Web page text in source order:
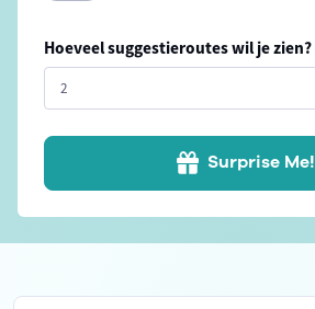
Hoeveel suggestieroutes wil je zien?
Surprise Me!